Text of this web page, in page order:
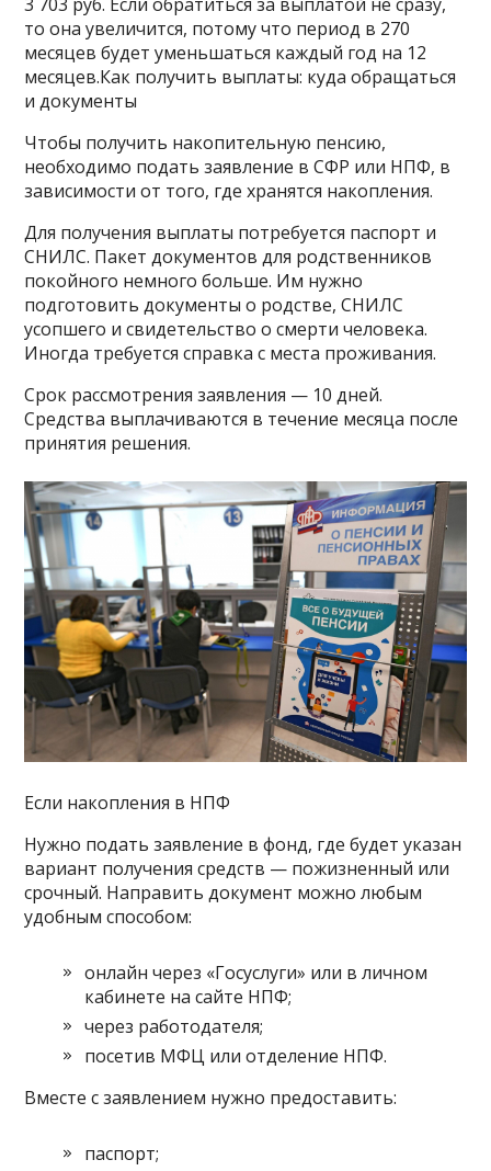
то она увеличится, потому что период в 270
месяцев будет уменьшаться каждый год на 12
месяцев.Как получить выплаты: куда обращаться
и документы
Чтобы получить накопительную пенсию,
необходимо подать заявление в СФР или НПФ, в
зависимости от того, где хранятся накопления.
Для получения выплаты потребуется паспорт и
СНИЛС. Пакет документов для родственников
покойного немного больше. Им нужно
подготовить документы о родстве, СНИЛС
усопшего и свидетельство о смерти человека.
Иногда требуется справка с места проживания.
Срок рассмотрения заявления — 10 дней.
Средства выплачиваются в течение месяца после
принятия решения.
Если накопления в НПФ
Нужно подать заявление в фонд, где будет указан
вариант получения средств — пожизненный или
срочный. Направить документ можно любым
удобным способом:
онлайн через «Госуслуги» или в личном
кабинете на сайте НПФ;
через работодателя;
посетив МФЦ или отделение НПФ.
Вместе с заявлением нужно предоставить:
паспорт;